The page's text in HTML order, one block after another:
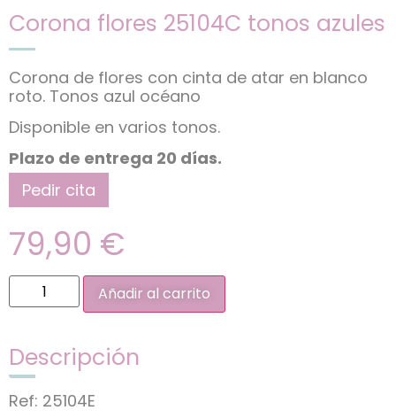
Corona flores 25104C tonos azules
Corona de flores con cinta de atar en blanco
roto. Tonos azul océano
Disponible en varios tonos.
Plazo de entrega 20 días.
Pedir cita
79,90 €
Añadir al carrito
Descripción
Ref: 25104E